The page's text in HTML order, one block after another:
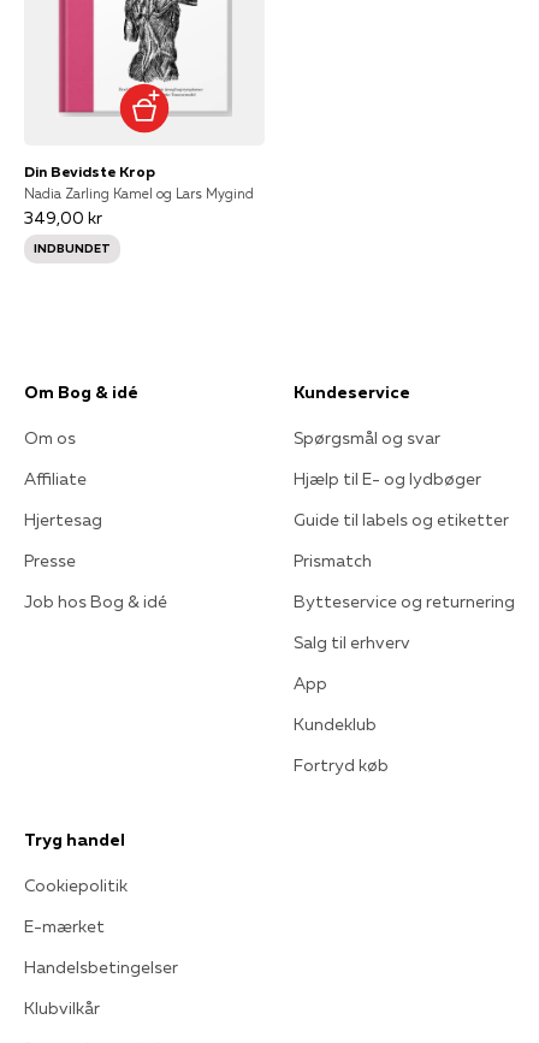
Din Bevidste Krop
Nadia Zarling Kamel og Lars Mygind
349,00 kr
INDBUNDET
Om Bog & idé
Om os
Affiliate
Hjertesag
Presse
Job hos Bog & idé
Kundeservice
Spørgsmål og svar
Hjælp til E- og lydbøger
Guide til labels og etiketter
Prismatch
Bytteservice og returnering
Salg til erhverv
App
Kundeklub
Fortryd køb
Tryg handel
Cookiepolitik
E-mærket
Handelsbetingelser
Klubvilkår